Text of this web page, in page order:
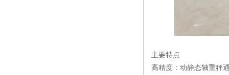
主要特点
高精度：动静态轴重秤